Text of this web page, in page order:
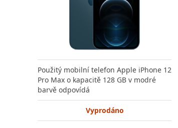
Použitý mobilní telefon Apple iPhone 12
Pro Max o kapacitě 128 GB v modré
barvě odpovídá
Vyprodáno